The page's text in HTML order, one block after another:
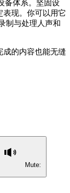
备体系。坚固设
表现。你可以用它
制与处理人声和
成的内容也能无缝
Mute: